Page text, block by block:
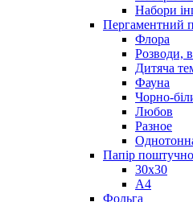
Набори
Пергаментний
Флора
Розводи,
Дитяча
Фауна
Чорно-
Любов
Разное
Папір поштучно
30х30
А4
Фольга